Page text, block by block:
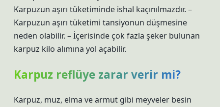
Karpuzun aşırı tüketiminde ishal kaçınılmazdır. –
Karpuzun aşırı tüketimi tansiyonun düşmesine
neden olabilir. – İçerisinde çok fazla şeker bulunan
karpuz kilo alımına yol açabilir.
Karpuz reflüye zarar verir mi?
Karpuz, muz, elma ve armut gibi meyveler besin